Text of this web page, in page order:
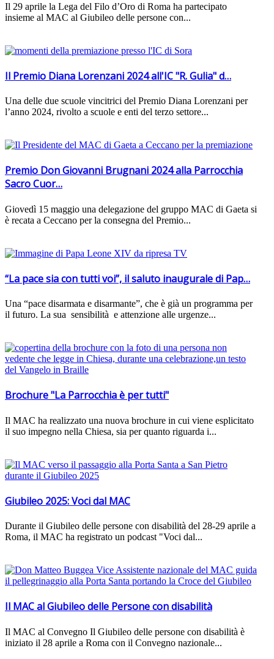
Il 29 aprile la Lega del Filo d’Oro di Roma ha partecipato
insieme al MAC al Giubileo delle persone con...
Il Premio Diana Lorenzani 2024 all'IC "R. Gulia" d…
Una delle due scuole vincitrici del Premio Diana Lorenzani per
l’anno 2024, rivolto a scuole e enti del terzo settore...
Premio Don Giovanni Brugnani 2024 alla Parrocchia
Sacro Cuor…
Giovedì 15 maggio una delegazione del gruppo MAC di Gaeta si
è recata a Ceccano per la consegna del Premio...
“La pace sia con tutti voi”, il saluto inaugurale di Pap…
Una “pace disarmata e disarmante”, che è già un programma per
il futuro. La sua sensibilità e attenzione alle urgenze...
Brochure "La Parrocchia è per tutti"
Il MAC ha realizzato una nuova brochure in cui viene esplicitato
il suo impegno nella Chiesa, sia per quanto riguarda i...
Giubileo 2025: Voci dal MAC
Durante il Giubileo delle persone con disabilità del 28-29 aprile a
Roma, il MAC ha registrato un podcast "Voci dal...
Il MAC al Giubileo delle Persone con disabilità
Il MAC al Convegno Il Giubileo delle persone con disabilità è
iniziato il 28 aprile a Roma con il Convegno nazionale...